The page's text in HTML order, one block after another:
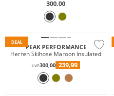
300,00
DEAL
PEAK PERFORMANCE
Herren Skihose Maroon Insulated
UVP300,00 239,99